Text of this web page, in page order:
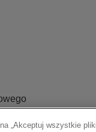
cookie
„Akceptuj wszystkie